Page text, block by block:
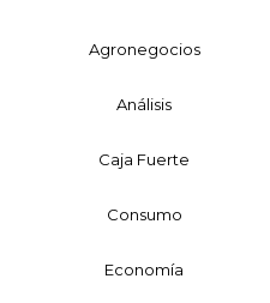
Agronegocios
Análisis
Caja Fuerte
Consumo
Economía